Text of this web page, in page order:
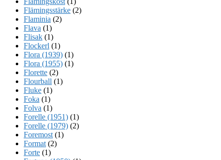
Flämingsstärke (2)
Flaminia (2)
Flava (1)
Flisak (1)
Flockerl (1)
Flora (1939) (1)
Flora (1955) (1)
Florette (2)
Flourball (1)
Fluke (1)
Foka (1)
Folva (1)
Forelle (1951) (1)
Forelle (1979) (2)
Foremost (1)
Format (2)
Forte (1)